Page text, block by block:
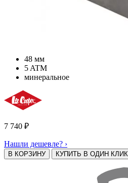
48 мм
5 ATM
минеральное
7 740 ₽
Нашли дешевле? ›
В КОРЗИНУ КУПИТЬ В ОДИН КЛИК